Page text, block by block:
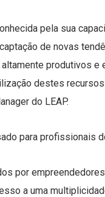
pela sua
de novas
produtivos e
destes
do LEAP.
para profissionais
por
a uma